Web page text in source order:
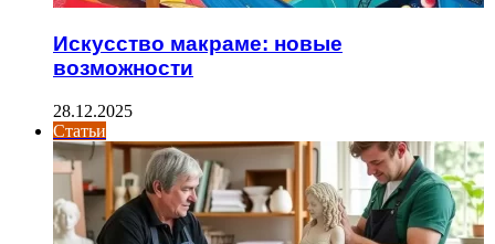
Искусство макраме: новые
возможности
28.12.2025
Статьи